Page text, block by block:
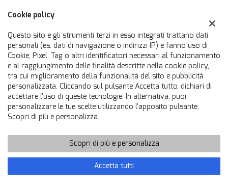
Contatta un consulente
Cookie policy
Questo sito e gli strumenti terzi in esso integrati trattano dati
personali (es. dati di navigazione o indirizzi IP) e fanno uso di
Cookie, Pixel, Tag o altri identificatori necessari al funzionamento
e al raggiungimento delle finalità descritte nella cookie policy,
tra cui miglioramento della funzionalità del sito e pubblicità
personalizzata. Cliccando sul pulsante Accetta tutto, dichiari di
accettare l'uso di queste tecnologie. In alternativa, puoi
personalizzare le tue scelte utilizzando l'apposito pulsante.
Scopri di più e personalizza.
Scopri di più e personalizza
Accetta tutti